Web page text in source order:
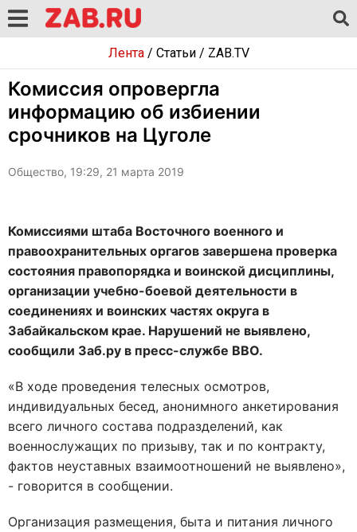
Лента/ Статьи/ ZAB.TV
Комиссия опровергла
информацию об избиении
срочников на Цуголе
Общество, 19:29, 21 марта 2019
Комиссиями штаба Восточного военного и
правоохранительных оргагов завершена проверка
состояния правопорядка и воинской дисциплины,
организации учебно-боевой деятельности в
соединениях и воинских частях округа в
Забайкальском крае. Нарушений не выявлено,
сообщили Заб.ру в пресс-службе ВВО.
«В ходе проведения телесных осмотров,
индивидуальных бесед, анонимного анкетирования
всего личного состава подразделений, как
военнослужащих по призыву, так и по контракту,
фактов неуставных взаимоотношений не выявлено»,
- говорится в сообщении.
Организация размещения, быта и питания личного